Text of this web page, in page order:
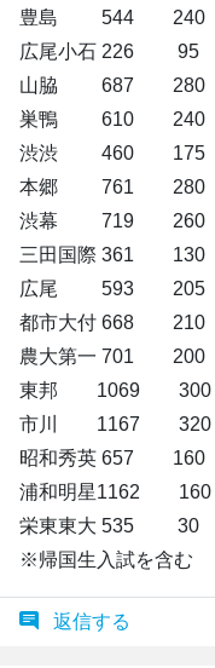
豊島 544 240
広尾小石 226
山脇 687 280
巣鴨 610 240
渋渋 460 175
本郷 761 280
渋幕 719 260
三田国際 361
広尾 593 205
都市大付 668
農大第一 701
東邦 1069
市川 1167
昭和秀英 657
浦和明星1162
栄東東大 535 30
※帰国生入試を含む
返信する